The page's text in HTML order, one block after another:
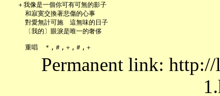
   ＋我像是一個你可有可無的影子
     和寂寞交換著悲傷的心事
     對愛無計可施　這無味的日子
     〔我的〕眼淚是唯一的奢侈
Permanent link: